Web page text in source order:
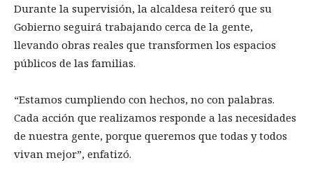
Durante la supervisión, la alcaldesa reiteró que su
Gobierno seguirá trabajando cerca de la gente,
llevando obras reales que transformen los espacios
públicos de las familias.
“Estamos cumpliendo con hechos, no con palabras.
Cada acción que realizamos responde a las necesidades
de nuestra gente, porque queremos que todas y todos
vivan mejor”, enfatizó.